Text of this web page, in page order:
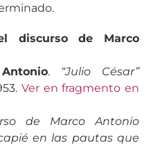
discurso de Marco
. “Julio César”
Ver en fragmento en
de Marco Antonio
en las pautas que